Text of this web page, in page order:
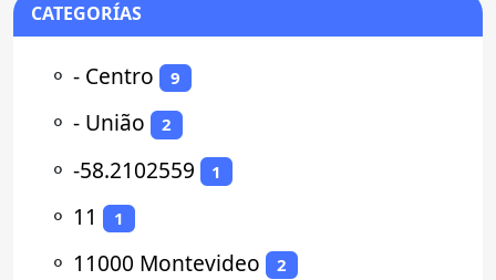
CATEGORÍAS
⚬ - Centro 9
⚬ - União 2
⚬ -58.2102559 1
⚬ 11 1
⚬ 11000 Montevideo 2